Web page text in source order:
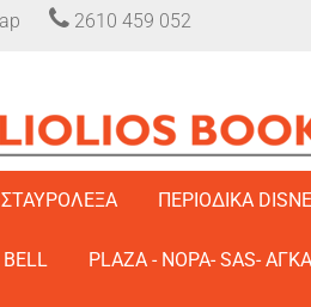
2610 459 052
ΣΤΑΥΡΟΛΕΞΑ ΠΕΡΙΟΔΙΚΑ
BELL PLAZA - ΝΟΡΑ- SAS-